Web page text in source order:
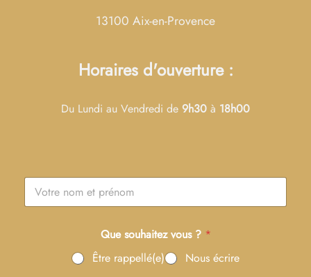
13100 Aix-en-Provence
Horaires d'ouverture :
Du Lundi au Vendredi de 9h30 à 18h00
N
m
Que souhaitez vous ? *
Être rappellé(e)
Nous écrire